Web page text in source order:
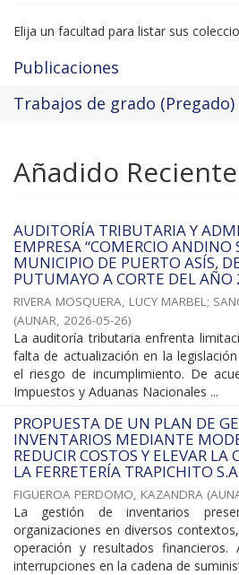
Elija un facultad para listar sus
Publicaciones
Trabajos de grado (Pregado)
Añadido
AUDITORÍA TRIBUTARIA Y
EMPRESA “COMERCIO ANDINO
MUNICIPIO DE PUERTO ASÍS,
PUTUMAYO A CORTE DEL
RIVERA MOSQUERA, LUCY MARBEL;
(AUNAR, 2026-05-26)
La auditoría tributaria enfrenta
falta de actualización en la
el riesgo de incumplimiento. De
Impuestos y Aduanas Nacionales ...
PROPUESTA DE UN PLAN DE
INVENTARIOS MEDIANTE
REDUCIR COSTOS Y ELEVAR
LA FERRETERÍA TRAPICHITO
FIGUEROA PERDOMO, KAZANDRA (
La gestión de inventarios
organizaciones en diversos
operación y resultados financieros.
interrupciones en la cadena de